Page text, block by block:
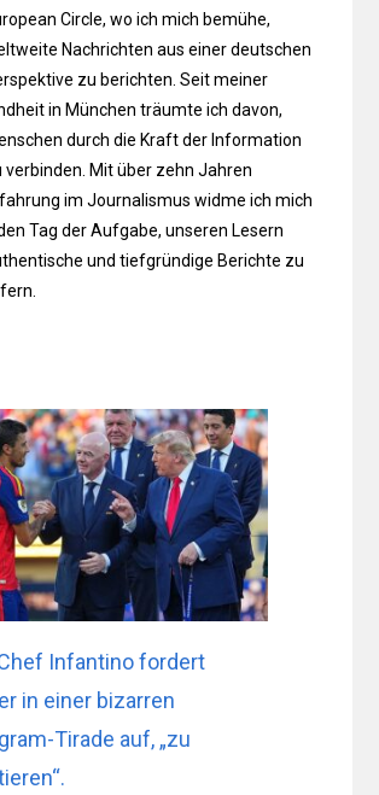
Circle, wo ich mich bemühe,
Nachrichten aus einer deutschen
zu berichten. Seit meiner
in München träumte ich davon,
durch die Kraft der Information
verbinden. Mit über zehn Jahren
im Journalismus widme ich mich
Tag der Aufgabe, unseren Lesern
und tiefgründige Berichte zu
Infantino fordert
in einer bizarren
Tirade auf, „zu